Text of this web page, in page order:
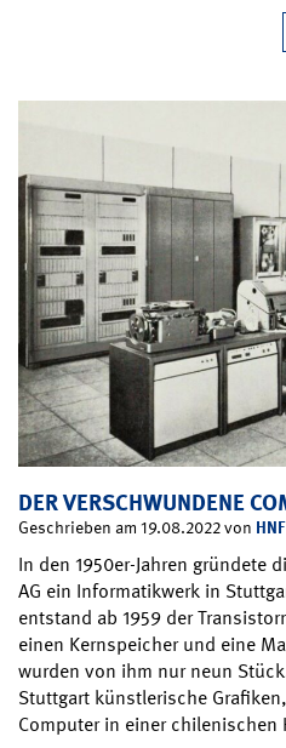
DER VERSCHWUNDENE
Geschrieben am 19.08.2022 von HNF
In den 1950er-Jahren gründete
AG ein Informatikwerk in
entstand ab 1959 der
einen Kernspeicher und eine
wurden von ihm nur neun
Stuttgart künstlerische
Computer in einer